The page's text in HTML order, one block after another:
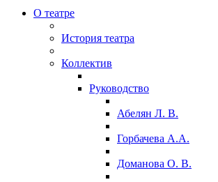
О театре
История театра
Коллектив
Руководство
Абелян Л. В.
Горбачева А.А.
Доманова О. В.